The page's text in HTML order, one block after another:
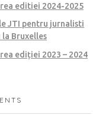
editiei 2024-2025
JTI pentru jurnalisti
Bruxelles
ediției 2023 – 2024